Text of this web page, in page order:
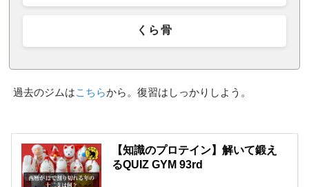
くら骨
過去のジムはこちらから。復習はしっかりしよう。
【知識のプロテイン】解いて鍛え
るQUIZ GYM 93rd